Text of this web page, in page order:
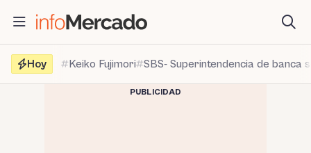
contenido
Hoy
Keiko Fujimori SBS- Superintendencia de banca
PUBLICIDAD